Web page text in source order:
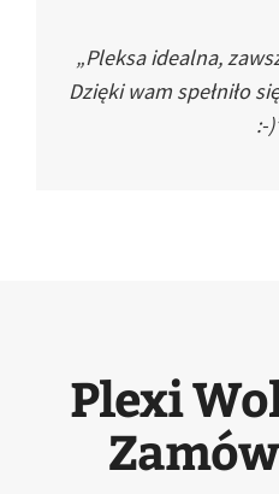
„Pleksa idealna,
Dzięki wam spełniło
:-
Plexi